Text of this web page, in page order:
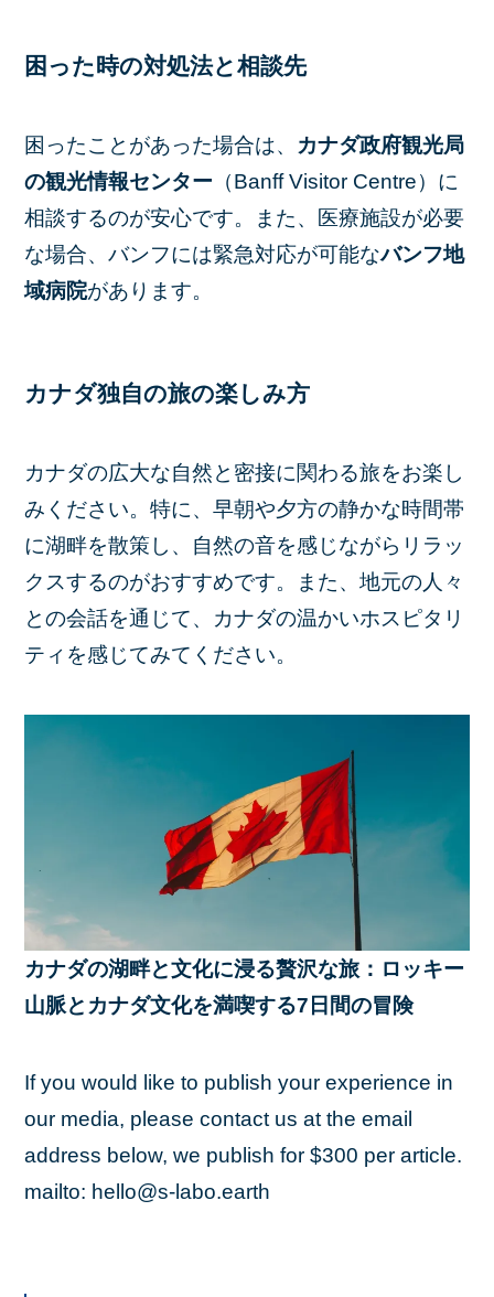
困った時の対処法と相談先
困ったことがあった場合は、 カナダ政府観光局
の観光情報センター （Banff Visitor Centre）に
相談するのが安心です。また、医療施設が必要
な場合、バンフには緊急対応が可能なバンフ地
域病院があります。
カナダ独自の旅の楽しみ方
カナダの広大な自然と密接に関わる旅をお楽し
みください。特に、早朝や夕方の静かな時間帯
に湖畔を散策し、自然の音を感じながらリラッ
クスするのがおすすめです。また、地元の人々
との会話を通じて、カナダの温かいホスピタリ
ティを感じてみてください。
カナダの湖畔と文化に浸る贅沢な旅：ロッキー
山脈とカナダ文化を満喫する7日間の冒険
If you would like to publish your experience in
our media, please contact us at the email
address below, we publish for $300 per article.
mailto: hello@s-labo.earth